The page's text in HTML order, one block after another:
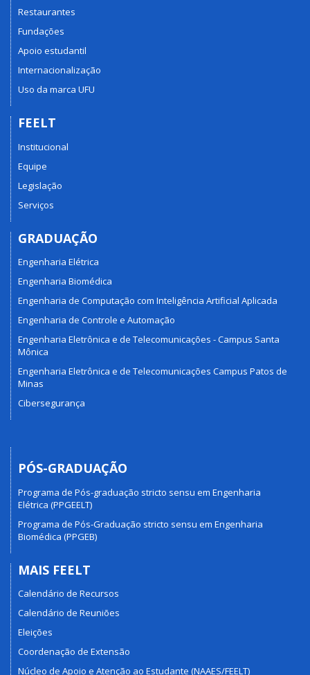
Restaurantes
Fundações
Apoio estudantil
Internacionalização
Uso da marca UFU
FEELT
Institucional
Equipe
Legislação
Serviços
GRADUAÇÃO
Engenharia Elétrica
Engenharia Biomédica
Engenharia de Computação com Inteligência Artificial Aplicada
Engenharia de Controle e Automação
Engenharia Eletrônica e de Telecomunicações - Campus Santa
Mônica
Engenharia Eletrônica e de Telecomunicações Campus Patos de
Minas
Cibersegurança
PÓS-GRADUAÇÃO
Programa de Pós-graduação stricto sensu em Engenharia
Elétrica (PPGEELT)
Programa de Pós-Graduação stricto sensu em Engenharia
Biomédica (PPGEB)
MAIS FEELT
Calendário de Recursos
Calendário de Reuniões
Eleições
Coordenação de Extensão
Núcleo de Apoio e Atenção ao Estudante (NAAES/FEELT)